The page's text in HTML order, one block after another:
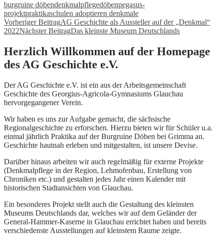
burgruine döbendenkmalpflegedöbenpegasus-
projektpraktikaschulen adoptieren denkmale
Beitragsnavigation
Vorheriger BeitragAG Geschichte als Aussteller auf der „Denkmal“
2022Nächster BeitragDas kleinste Museum Deutschlands
Herzlich Willkommen auf der Homepage
des AG Geschichte e.V.
Der AG Geschichte e.V. ist ein aus der Arbeitsgemeinschaft
Geschichte des Georgius-Agricola-Gymnasiums Glauchau
hervorgegangener Verein.
Wir haben es uns zur Aufgabe gemacht, die sächsische
Regionalgeschichte zu erforschen. Hierzu bieten wir für Schüler u.a.
einmal jährlich Praktika auf der Burgruine Döben bei Grimma an.
Geschichte hautnah erleben und mitgestalten, ist unsere Devise.
Darüber hinaus arbeiten wir auch regelmäßig für externe Projekte
(Denkmalpflege in der Region, Lehmofenbau, Erstellung von
Chroniken etc.) und gestalten jedes Jahr einen Kalender mit
historischen Stadtansichten von Glauchau.
Ein besonderes Projekt stellt auch die Gestaltung des kleinsten
Museums Deutschlands dar, welches wir auf dem Geländer der
General-Hammer-Kaserne in Glauchau errichtet haben und bereits
verschiedenste Ausstellungen auf kleinstem Raume zeigte.